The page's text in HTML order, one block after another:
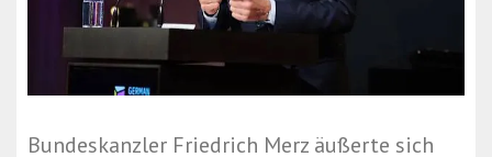
Bundeskanzler Friedrich Merz äußerte sich